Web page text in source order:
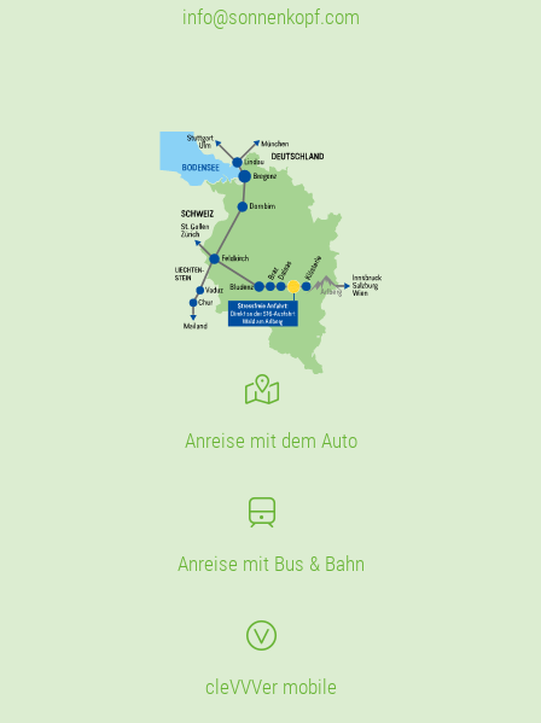
info@sonnenkopf.com
Anreise mit dem Auto
Anreise mit Bus & Bahn
cleVVVer mobile